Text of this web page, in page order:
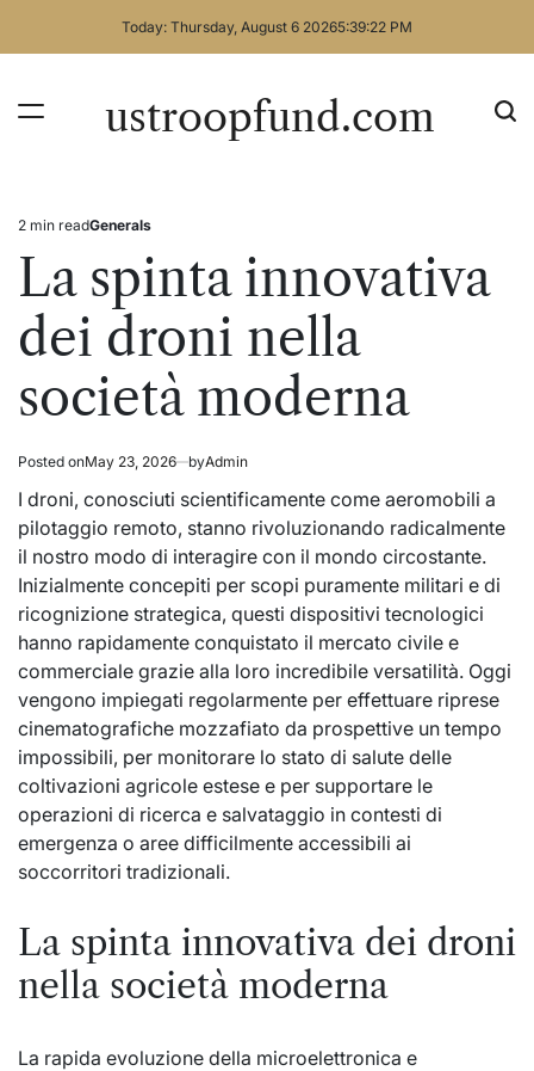
Today: Thursday, August 6 20265:39:22 PM
ustroopfund.com
Estimated
read
2 min readPosted
Generals
La spinta innovativa
dei droni nella
società moderna
Posted onMay 23, 2026 byAdmin
I droni, conosciuti scientificamente come aeromobili a
pilotaggio remoto, stanno rivoluzionando radicalmente
il nostro modo di interagire con il mondo circostante.
Inizialmente concepiti per scopi puramente militari e di
ricognizione strategica, questi dispositivi tecnologici
hanno rapidamente conquistato il mercato civile e
commerciale grazie alla loro incredibile versatilità. Oggi
vengono impiegati regolarmente per effettuare riprese
cinematografiche mozzafiato da prospettive un tempo
impossibili, per monitorare lo stato di salute delle
coltivazioni agricole estese e per supportare le
operazioni di ricerca e salvataggio in contesti di
emergenza o aree difficilmente accessibili ai
soccorritori tradizionali.
La spinta innovativa dei droni
nella società moderna
La rapida evoluzione della microelettronica e